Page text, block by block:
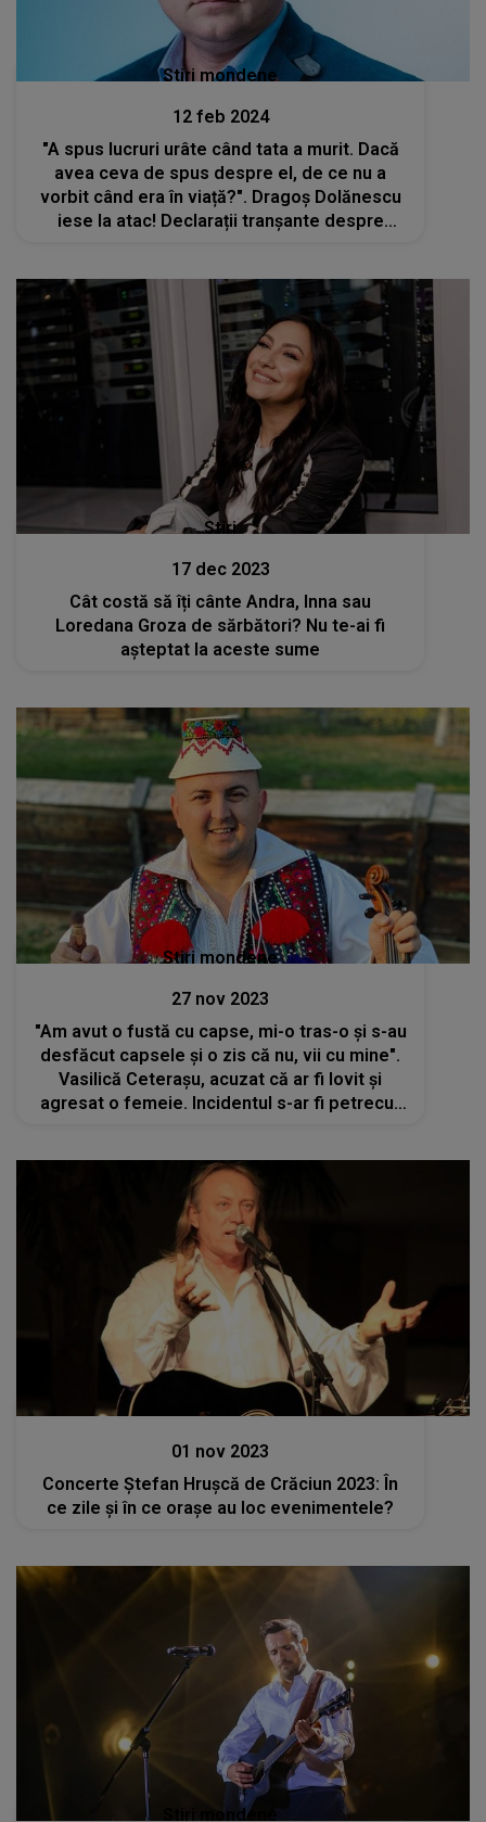
Stiri mondene
12 feb 2024
"A spus lucruri urâte când tata a murit. Dacă
avea ceva de spus despre el, de ce nu a
vorbit când era în viață?". Dragoș Dolănescu
iese la atac! Declarații tranșante despre
Stiri
17 dec 2023
Cât costă să îți cânte Andra, Inna sau
Loredana Groza de sărbători? Nu te-ai fi
așteptat la aceste sume
Stiri mondene
27 nov 2023
"Am avut o fustă cu capse, mi-o tras-o și s-au
desfăcut capsele și o zis că nu, vii cu mine".
Vasilică Ceterașu, acuzat că ar fi lovit și
agresat o femeie. Incidentul s-ar fi petrecut
Stiri
01 nov 2023
Concerte Ștefan Hrușcă de Crăciun 2023: În
ce zile și în ce orașe au loc evenimentele?
Stiri mondene